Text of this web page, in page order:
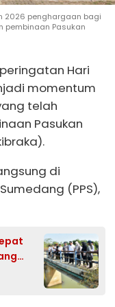
2026 penghargaan bagi
pembinaan Pasukan
Hari
momentum
telah
Pasukan
di
(PPS),